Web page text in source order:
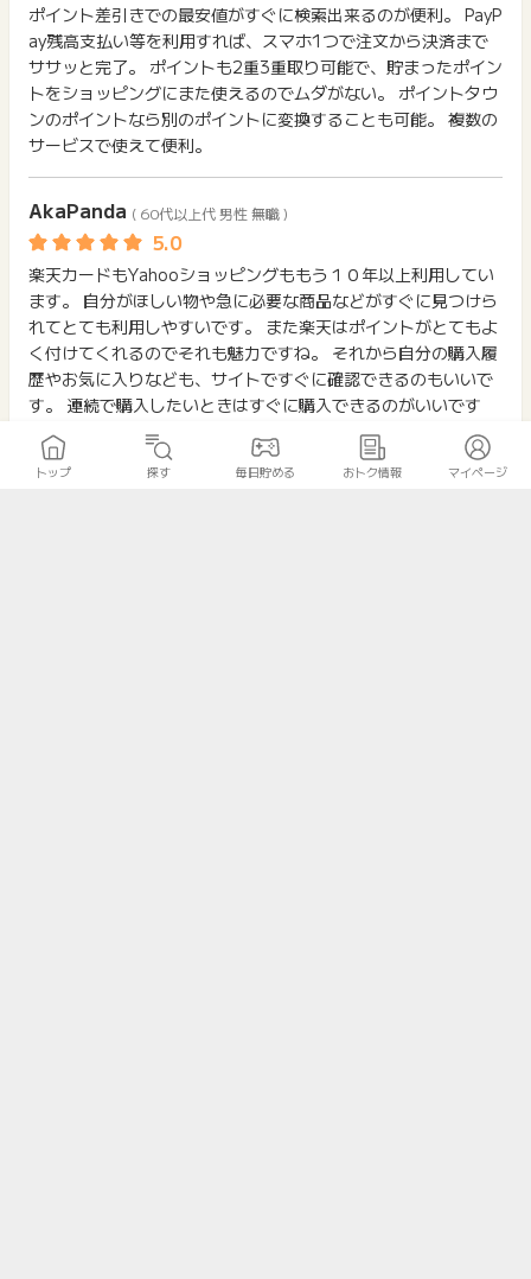
ポイント差引きでの最安値がすぐに検索出来るのが便利。 PayP
ay残高支払い等を利用すれば、スマホ1つで注文から決済まで
ササッと完了。 ポイントも2重3重取り可能で、貯まったポイン
トをショッピングにまた使えるのでムダがない。 ポイントタウ
ンのポイントなら別のポイントに変換することも可能。 複数の
サービスで使えて便利。
AkaPanda ( 60代以上代 男性 無職 )
楽天カードもYahooショッピングももう１０年以上利用してい
ます。 自分がほしい物や急に必要な商品などがすぐに見つけら
れてとても利用しやすいです。 また楽天はポイントがとてもよ
く付けてくれるのでそれも魅力ですね。 それから自分の購入履
歴やお気に入りなども、サイトですぐに確認できるのもいいで
す。 連続で購入したいときはすぐに購入できるのがいいです
ね。 これからも利用しつづけると思います。
トップ 探す 毎日貯める おトク情報 マイページ